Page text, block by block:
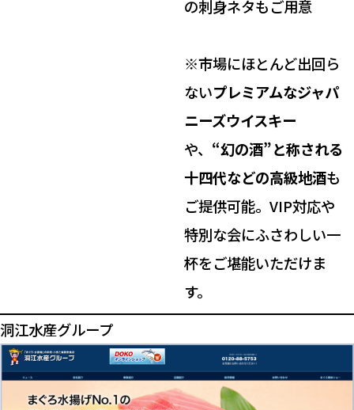
の刺身ネタもご用意
※市場にほとんど出回ら
ないプレミアムなジャパ
ニーズウイスキー
や、 “幻の酒”と称される
十四代などの高級地酒も
ご提供可能。VIP対応や
特別な会にふさわしい一
杯をご堪能いただけま
す。
洞江水産グループ